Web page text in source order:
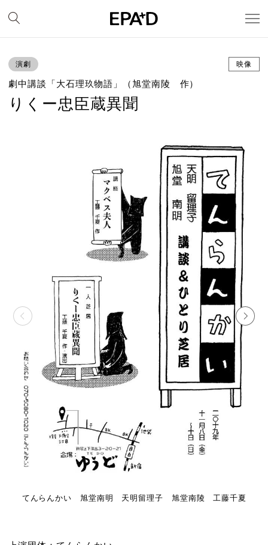
演劇
劇中講談「大石理玖物語」（旭堂南陵 作）
映像
りくー忠臣蔵異聞
てんらんかい 旭堂南明 天明留理子 旭堂南陵 工藤千夏